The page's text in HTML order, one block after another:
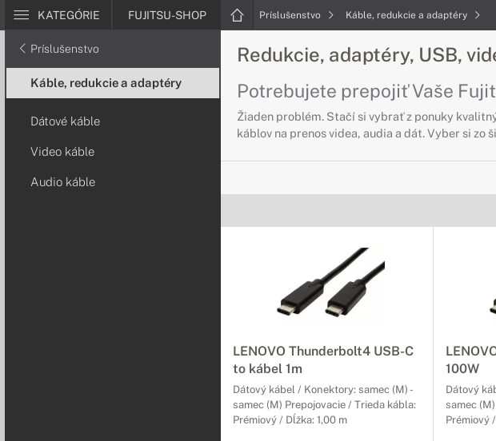
KATEGÓRIE FUJITSU-SHOP Príslušenstvo Káble, redukcie a adaptéry
Príslušenstvo
Káble, redukcie a adaptéry
Dátové káble
Video káble
Audio káble
Redukcie, adaptéry, USB,
Potrebujete prepojiť Vaše
Žiaden problém. Stačí si vybrať z ponuky
káblov na prenos videa, audia a dát. Vyber si zo
V našej ponuke nájdete rozsiahly výber
Video káble, redukcie a
Kvalitný obraz vo vysokom
Chcete mať obraz na periférnych zariadeniach
pokročilých technológií.
Audio káble, redukcie a
Kvalitný prenos Vášho audia
LENOVO Thunderbolt4 USB-C
to kábel 1m
Dátový kábel / Konektory: samec (M) -
samec (M) Prepojovacie / Trieda kábla:
Prémiový / Dĺžka: 1,00 m
100W
Dátový
samec
Prémiový